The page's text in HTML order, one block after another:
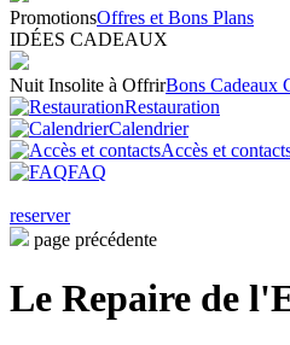
PromotionsOffres et Bons Plans
IDÉES CADEAUX
Nuit Insolite à OffrirBons Cadeaux
Restauration
Calendrier
Accès et
FAQ
reserver
page précédente
Le Repaire de